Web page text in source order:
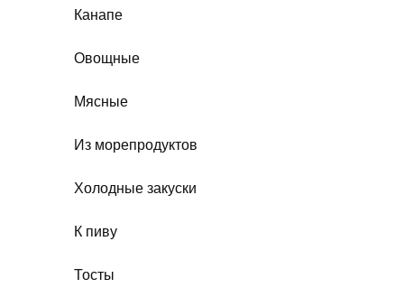
Канапе
Овощные
Мясные
Из морепродуктов
Холодные закуски
К пиву
Тосты